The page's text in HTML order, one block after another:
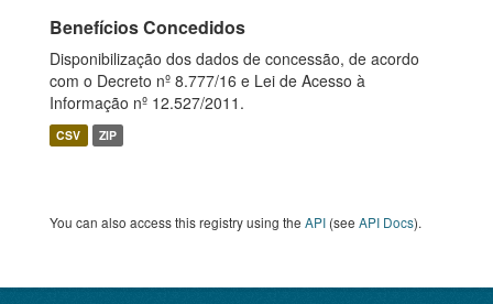
Benefícios Concedidos
Disponibilização dos dados de concessão, de acordo
com o Decreto nº 8.777/16 e Lei de Acesso à
Informação nº 12.527/2011.
CSV ZIP
You can also access this registry using the API (see API Docs).